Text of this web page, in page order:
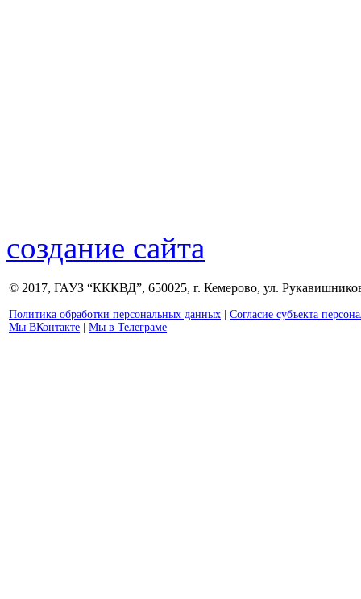
создание сайта
© 2017, ГАУЗ “КККВД”, 650025, г. Кемерово, ул.
Политика обработки персональных данных
Согласие субъекта
Мы ВКонтакте
Мы в Телеграме